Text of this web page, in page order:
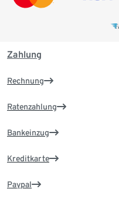
Zahlung
Rechnung
Ratenzahlung
Bankeinzug
Kreditkarte
Paypal